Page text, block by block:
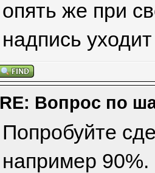
опять же при
надпись
RE: Вопрос по
Попробуйте
например 90%.